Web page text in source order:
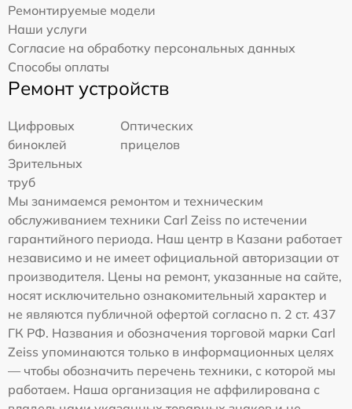
Ремонтируемые модели
Наши услуги
Согласие на обработку персональных данных
Способы оплаты
Ремонт устройств
Цифровых
биноклей
Оптических
прицелов
Зрительных
труб
Мы занимаемся ремонтом и техническим
обслуживанием техники Carl Zeiss по истечении
гарантийного периода. Наш центр в Казани работает
независимо и не имеет официальной авторизации от
производителя. Цены на ремонт, указанные на сайте,
носят исключительно ознакомительный характер и
не являются публичной офертой согласно п. 2 ст. 437
ГК РФ. Названия и обозначения торговой марки Carl
Zeiss упоминаются только в информационных целях
— чтобы обозначить перечень техники, с которой мы
работаем. Наша организация не аффилирована с